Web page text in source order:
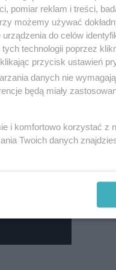
Buhajiwka,
to wsie w rejonie
tych miejscowościach
pomiar reklam i treści,
możemy używać
do celów
technologii poprzez
przycisk ustawień
danych nie
będą miały
i komfortowo korzystać z
Twoich danych